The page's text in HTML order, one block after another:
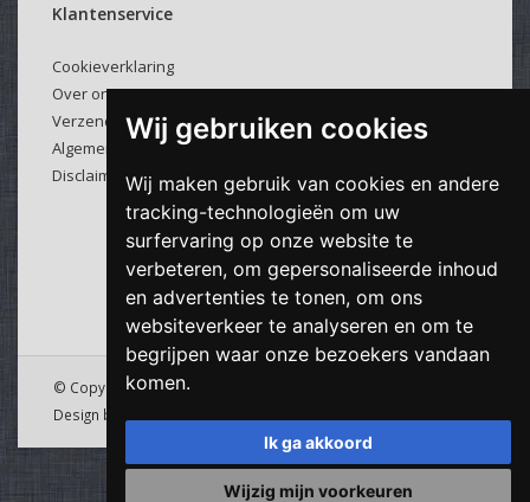
Wij gebruiken cookies
Wij maken gebruik van cookies en andere
tracking-technologieën om uw
surfervaring op onze website te
verbeteren, om gepersonaliseerde inhoud
en advertenties te tonen, om ons
websiteverkeer te analyseren en om te
begrijpen waar onze bezoekers vandaan
komen.
Ik ga akkoord
Wijzig mijn voorkeuren
Klantenservice
Cookieverklaring
Over ons
Verzenden & retourneren
Algemene voorwaarden
Disclaimer
© Copyright 2026 Viking Cable - Powered by
Design by